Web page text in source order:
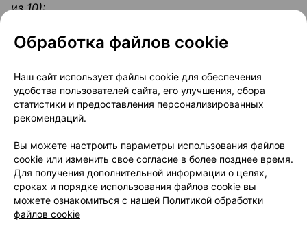
из 10):
- вертиго (ощущение вращения либо перемещения
- повышение артериального давления;
- тошнота, рвота, диарея, диспепсия, боль в
животе, вздутие живота, отсутствие аппетита;
- повышение уровня трансаминаз в сыворотке
крови;
- кожная сыпь;
- задержка жидкости, отеки;
- раздражение в месте введения.
Нечасто (могут возникать не более чем у 1
человека из 100
Обработка файлов cookie
Наш сайт использует файлы cookie для обеспечения
удобства пользователей сайта, его улучшения, сбора
статистики и предоставления персонализированных
рекомендаций.
Вы можете настроить параметры использования файлов
cookie или изменить свое согласие в более позднее время.
Для получения дополнительной информации о целях,
сроках и порядке использования файлов cookie вы
можете ознакомиться с нашей Политикой обработки
файлов cookie